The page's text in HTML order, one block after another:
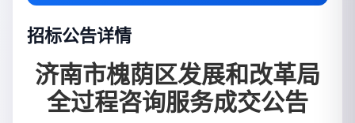
招标公告详情
济南市槐荫区发展和改革局
全过程咨询服务成交公告